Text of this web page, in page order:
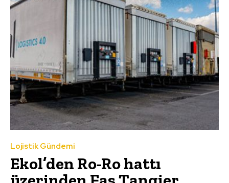
Lojistik Gündemi
Ekol’den Ro-Ro hattı